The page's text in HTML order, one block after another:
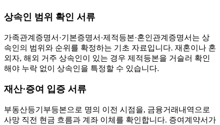
상속인 범위 확인 서류
가족관계증명서·기본증명서·제적등본·혼인관계증명서는 상
속인의 범위와 순위를 확정하는 기초 자료입니다. 재혼이나 혼
외자, 해외 거주 상속인이 있는 경우 제적등본을 거슬러 확인
해야 누락 없이 상속인을 특정할 수 있습니다.
재산·증여 입증 서류
부동산등기부등본으로 명의 이전 시점을, 금융거래내역으로
사망 직전 현금 흐름과 계좌 이체를 확인합니다. 증여계약서가